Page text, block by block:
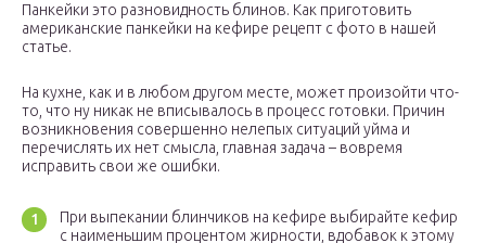
Панкейки это разновидность блинов. Как приготовить
американские панкейки на кефире рецепт с фото в нашей
статье.
На кухне, как и в любом другом месте, может произойти что-
то, что ну никак не вписывалось в процесс готовки. Причин
возникновения совершенно нелепых ситуаций уйма и
перечислять их нет смысла, главная задача – вовремя
исправить свои же ошибки.
При выпекании блинчиков на кефире выбирайте кефир
с наименьшим процентом жирности, вдобавок к этому